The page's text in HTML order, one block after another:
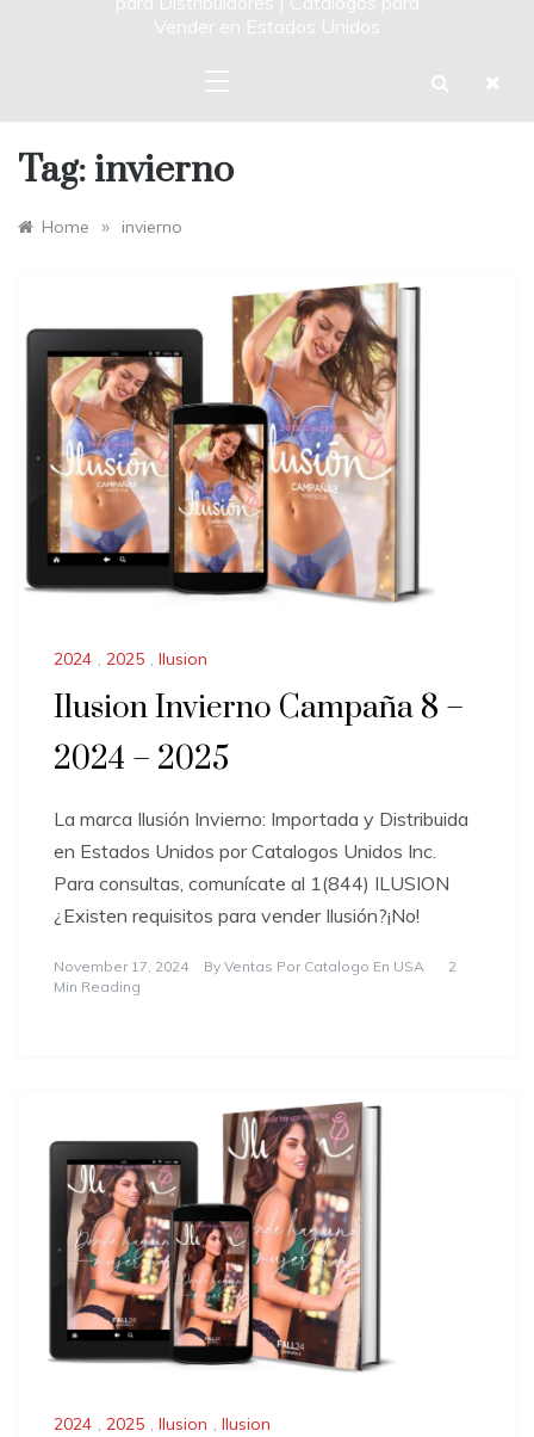
Vender en Estados Unidos
Tag: invierno
Home » invierno
2024 , 2025 , Ilusion
Ilusion Invierno Campaña 8 –
2024 – 2025
La marca Ilusión Invierno: Importada y Distribuida
en Estados Unidos por Catalogos Unidos Inc.
Para consultas, comunícate al 1(844) ILUSION
¿Existen requisitos para vender Ilusión?¡No!
November 17, 2024 By Ventas Por Catalogo En USA
2
Min Reading
2024 , 2025 , Ilusion , Ilusion